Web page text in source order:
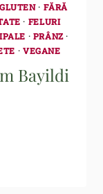
· FĂRĂ
· FELURI
· PRÂNZ·
· VEGANE
Bayildi